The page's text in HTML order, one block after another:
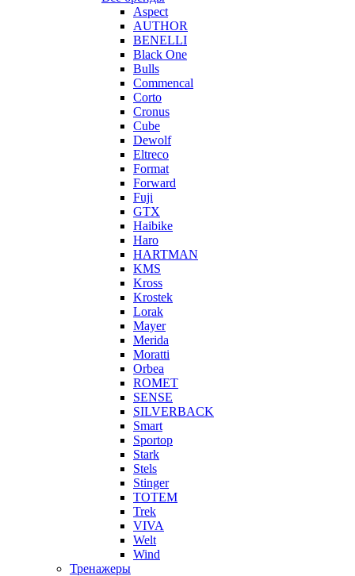
Aspect
AUTHOR
BENELLI
Black One
Bulls
Commencal
Corto
Cronus
Cube
Dewolf
Eltreco
Format
Forward
Fuji
GTX
Haibike
Haro
HARTMAN
KMS
Kross
Krostek
Lorak
Mayer
Merida
Moratti
Orbea
ROMET
SENSE
SILVERBACK
Smart
Sportop
Stark
Stels
Stinger
TOTEM
Trek
VIVA
Welt
Wind
Тренажеры